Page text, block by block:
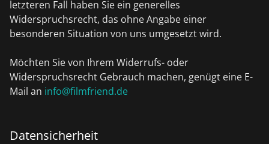
letzteren Fall haben Sie ein generelles
Widerspruchsrecht, das ohne Angabe einer
besonderen Situation von uns umgesetzt wird.
Möchten Sie von Ihrem Widerrufs- oder
Widerspruchsrecht Gebrauch machen, genügt eine E-
Mail an info@filmfriend.de
Datensicherheit